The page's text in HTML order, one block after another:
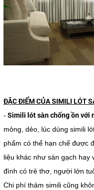
ĐẶC ĐIỂM CỦA SIMILI LÓT
- Simili lót sàn chống ồn với
mỏng, dẻo, lúc dùng simili
phẩm có thể hạn chế được
liệu khác như sàn gạch hay
đình có trẻ thơ, người lớn
Chi phí thảm simili cũng